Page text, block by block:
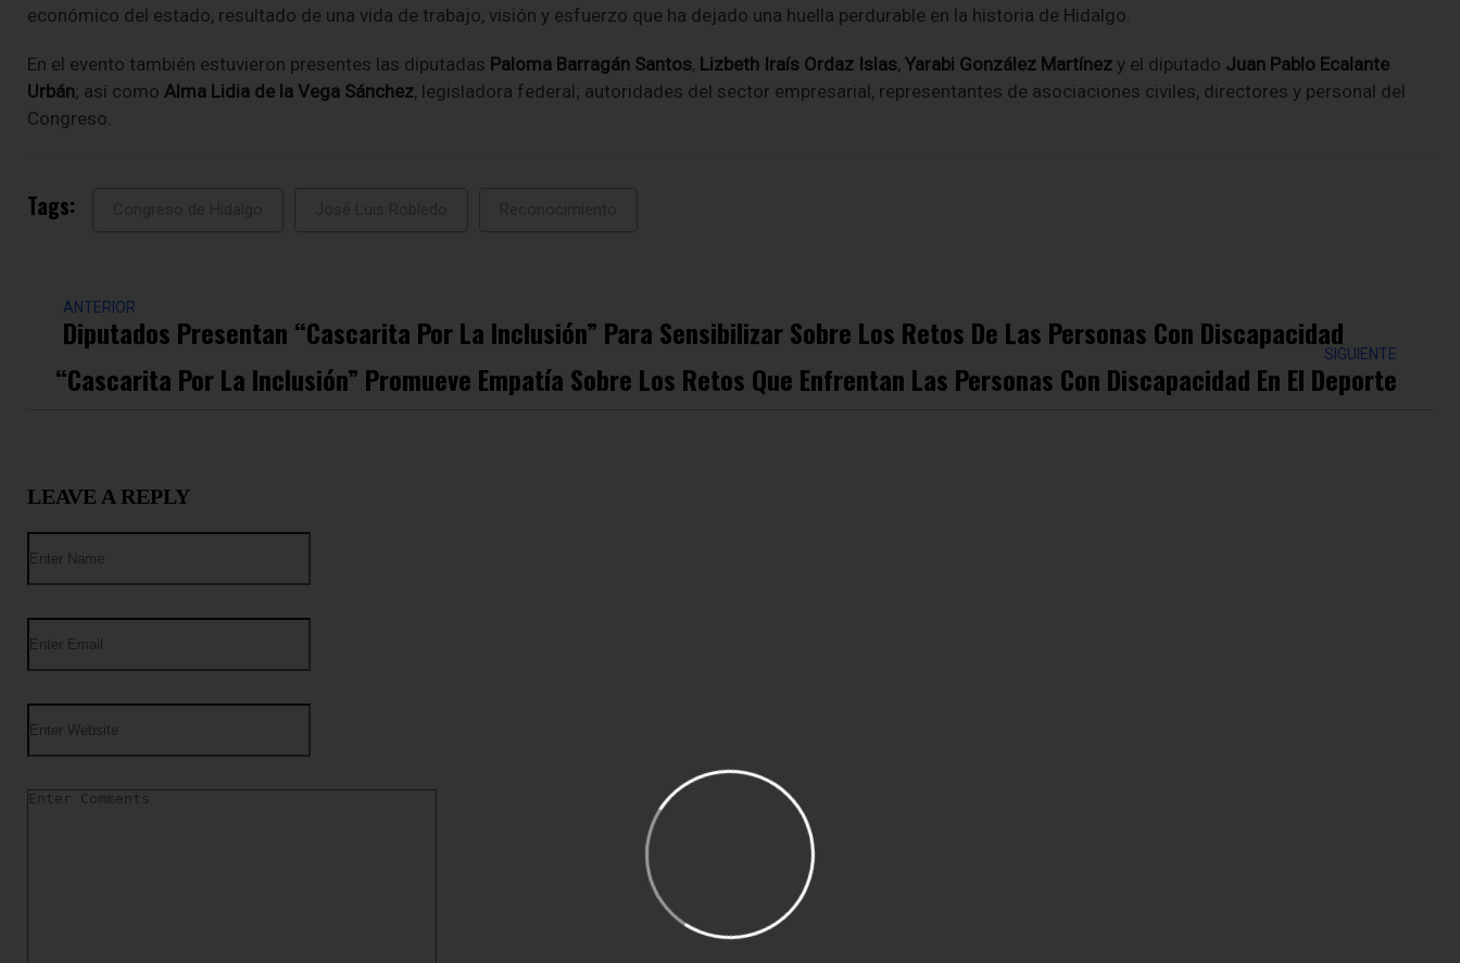
económico del estado, resultado de una vida de trabajo, visión y esfuerzo que ha dejado una huella perdurable en la historia de Hidalgo.
En el evento también estuvieron presentes las diputadas Paloma Barragán Santos, Lizbeth Iraís Ordaz Islas, Yarabi González Martínez y el diputado Juan Pablo Ecalante
Urbán; así como Alma Lidia de la Vega Sánchez, legisladora federal; autoridades del sector empresarial, representantes de asociaciones civiles, directores y personal del
Congreso.
Tags:
ANTERIOR
Diputados Presentan “Cascarita Por La Inclusión” Para Sensibilizar Sobre Los Retos De Las Personas Con Discapacidad
SIGUIENTE
“Cascarita Por La Inclusión” Promueve Empatía Sobre Los Retos Que Enfrentan Las Personas Con Discapacidad En El Deporte
LEAVE A REPLY